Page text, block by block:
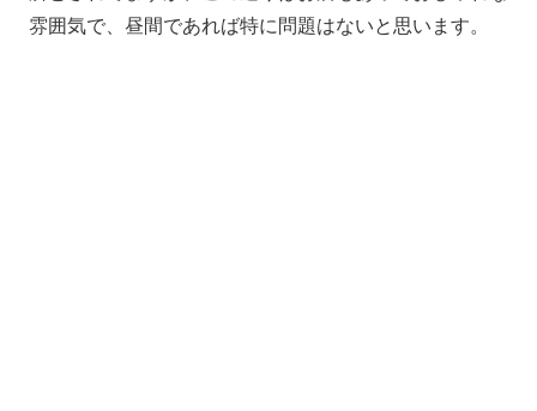
雰囲気で、昼間であれば特に問題はないと思います。